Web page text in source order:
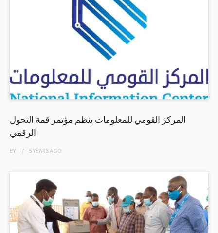
المركز القومي للمعلومات ينظم مؤتمر قمة التحول
الرقمي
BY 5 YEARSAGO